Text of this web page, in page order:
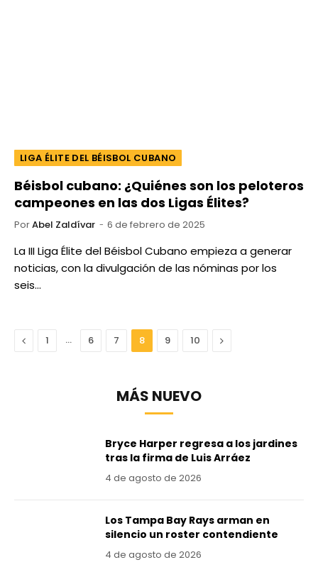
LIGA ÉLITE DEL BÉISBOL CUBANO
Béisbol cubano: ¿Quiénes son los peloteros
campeones en las dos Ligas Élites?
PorAbel Zaldívar 6 de febrero de 2025
La III Liga Élite del Béisbol Cubano empieza a generar
noticias, con la divulgación de las nóminas por los
seis…
Anterior
1 … 6 7 8 9 10 Next
MÁS NUEVO
Bryce Harper regresa a los jardines
tras la firma de Luis Arráez
4 de agosto de 2026
Los Tampa Bay Rays arman en
silencio un roster contendiente
4 de agosto de 2026